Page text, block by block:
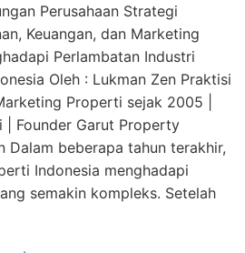
Perusahaan Strategi
Keuangan, dan Marketing
Perlambatan Industri
Oleh : Lukman Zen Praktisi
Properti sejak 2005 |
| Founder Garut Property
Dalam beberapa tahun terakhir,
Indonesia menghadapi
semakin kompleks. Setelah